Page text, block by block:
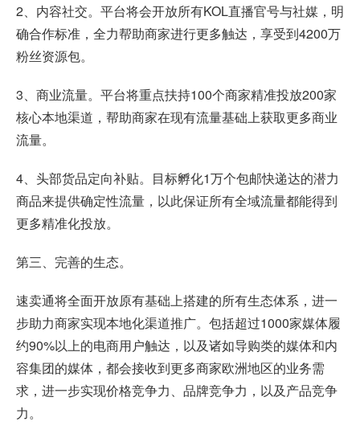
2、内容社交。平台将会开放所有KOL直播官号与社媒，明
确合作标准，全力帮助商家进行更多触达，享受到4200万
粉丝资源包。
3、商业流量。平台将重点扶持100个商家精准投放200家
核心本地渠道，帮助商家在现有流量基础上获取更多商业
流量。
4、头部货品定向补贴。目标孵化1万个包邮快递达的潜力
商品来提供确定性流量，以此保证所有全域流量都能得到
更多精准化投放。
第三、完善的生态。
速卖通将全面开放原有基础上搭建的所有生态体系，进一
步助力商家实现本地化渠道推广。包括超过1000家媒体履
约90%以上的电商用户触达，以及诸如导购类的媒体和内
容集团的媒体，都会接收到更多商家欧洲地区的业务需
求，进一步实现价格竞争力、品牌竞争力，以及产品竞争
力。